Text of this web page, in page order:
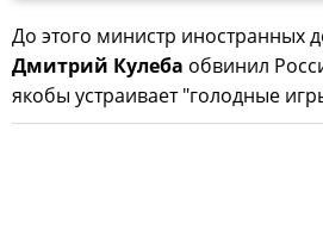
До этого министр иностранных
Дмитрий Кулеба обвинил
якобы устраивает "голодные